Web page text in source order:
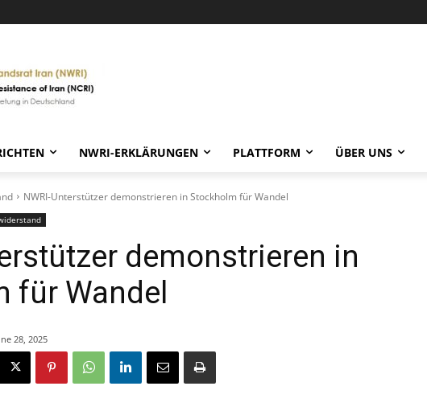
NWRI-ERKLÄRUNGEN PLATTFORM ÜBER UNS
NWRI-Unterstützer demonstrieren in Stockholm für Wandel
demonstrieren in
für Wandel
28, 2025